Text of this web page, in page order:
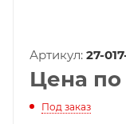
Артикул: 27-
Цена по
Под заказ